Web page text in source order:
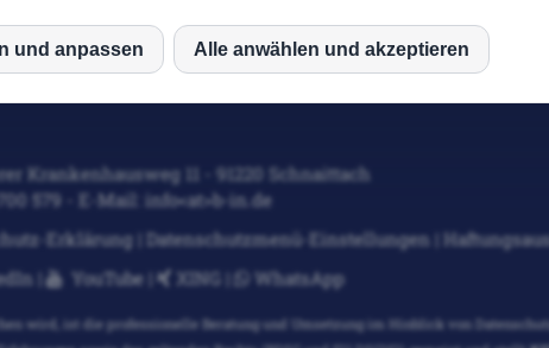
Krankenhausweg 11 - 91220 Schnaittach
579 - E-Mail: info<at>b-in.de
Erklärung Datenschutzmenü-Einstellungen
YouTube XING WhatsApp
wird, ist die professionelle Beratung und Umsetzung im Hinblick von
(Piwik)
und anpassen Alle anwählen und akzeptieren